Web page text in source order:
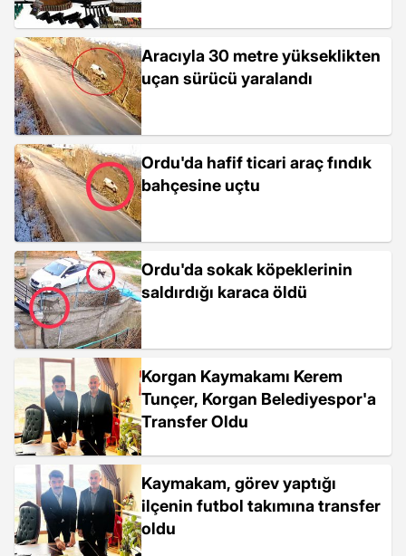
Aracıyla 30 metre yükseklikten
uçan sürücü yaralandı
Ordu'da hafif ticari araç fındık
bahçesine uçtu
Ordu'da sokak köpeklerinin
saldırdığı karaca öldü
Korgan Kaymakamı Kerem
Tunçer, Korgan Belediyespor'a
Transfer Oldu
Kaymakam, görev yaptığı
ilçenin futbol takımına transfer
oldu